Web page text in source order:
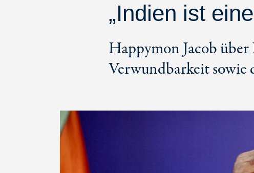
„Indien ist
Happymon Jacob
Verwundbarkeit